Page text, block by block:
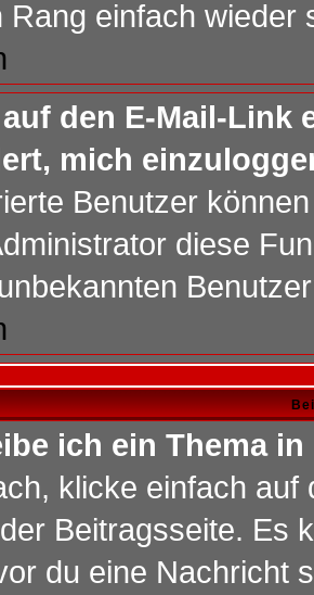
Rang einfach wieder
den E-Mail-Link
mich
Benutzer
diese
ich ein Thema
klicke einfach
Beitragsseite. Es
du eine Nachricht